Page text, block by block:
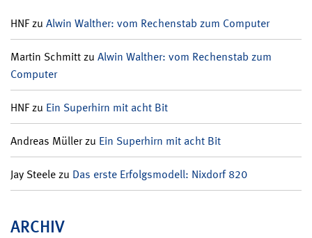
HNFzu Alwin Walther: vom Rechenstab zum Computer
Martin Schmittzu Alwin Walther: vom Rechenstab zum
Computer
HNFzu Ein Superhirn mit acht Bit
Andreas Müllerzu Ein Superhirn mit acht Bit
Jay Steelezu Das erste Erfolgsmodell: Nixdorf 820
ARCHIV